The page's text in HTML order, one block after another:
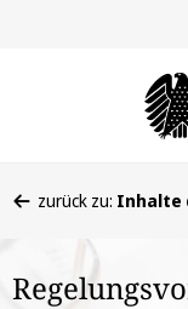
befinden
hier:
zurück zu: Inhalte